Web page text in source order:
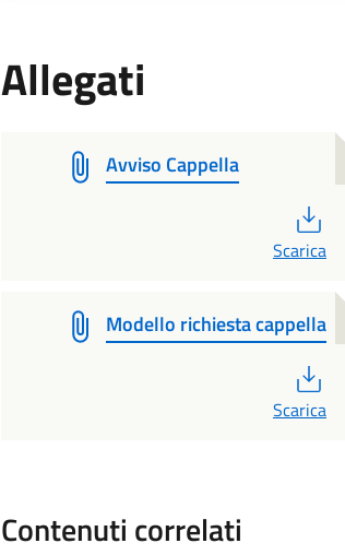
Allegati
Avviso Cappella
Scarica
Modello richiesta cappella
Scarica
Contenuti correlati